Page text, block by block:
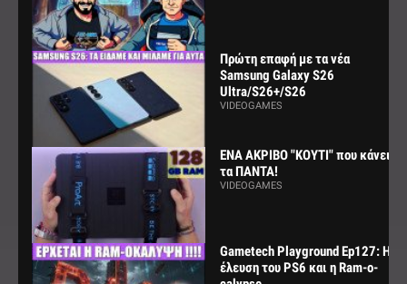
Πρώτη επαφή με τα νέα
Samsung Galaxy S26
Ultra/S26+/S26
VIDEOGAMES
ΕΝΑ ΑΚΡΙΒΟ "ΚΟΥΤΙ" που κάνει
τα ΠΑΝΤΑ!
VIDEOGAMES
Gametech Playground Ep127: Η
έλευση του PS6 και η Ram-o-